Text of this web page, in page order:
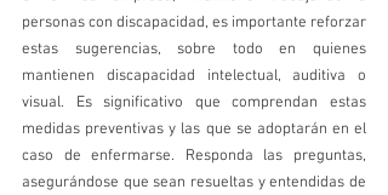
personas con discapacidad, es importante reforzar
estas sugerencias, sobre todo en quienes
mantienen discapacidad intelectual, auditiva o
visual. Es significativo que comprendan estas
medidas preventivas y las que se adoptarán en el
caso de enfermarse. Responda las preguntas,
asegurándose que sean resueltas y entendidas de